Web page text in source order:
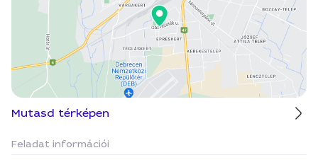
Mutasd térképen
Feladat információi